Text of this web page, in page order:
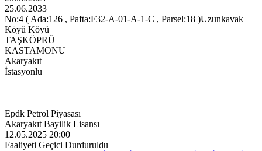
25.06.2033
No:4 ( Ada:126 , Pafta:F32-A-01-A-1-C , Parsel:18 )Uzunkavak
Köyü Köyü
TAŞKÖPRÜ
KASTAMONU
Akaryakıt
İstasyonlu
Epdk Petrol Piyasası
Akaryakıt Bayilik Lisansı
12.05.2025 20:00
Faaliyeti Geçici Durduruldu